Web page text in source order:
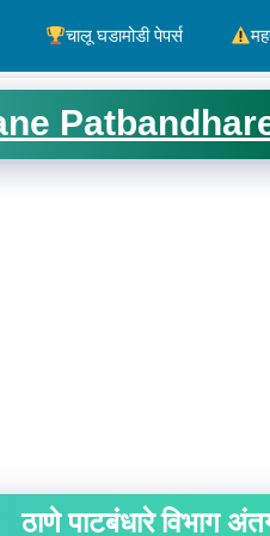
चालू घडामोडी पेपर्स
ठाणे पाटबंधारे विभाग